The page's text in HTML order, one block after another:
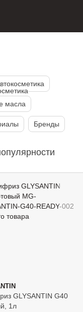
масла
Бренды
GLYSANTIN G40
1л